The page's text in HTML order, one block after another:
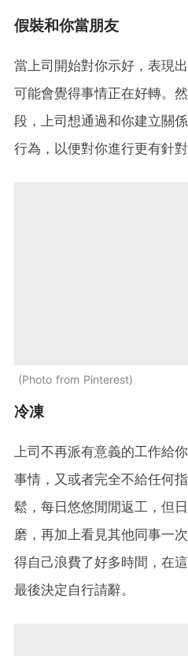
假裝和你當朋友
當上司開始對你示好，表現
可能會覺得事情正在好轉。
段，上司想通過和你建立關
行為，以便對你進行更有針對
Photo from Pinterest
冷凍
上司不再派有意義的工作給
事情，又或者完全不給任何
鬆，每日悠悠閒閒返工，但
磨，再加上看見其他同事一
得自己浪費了好多時間，在
最後決定自行請辭。